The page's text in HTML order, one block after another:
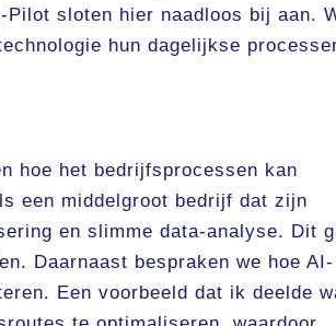
sloten hier naadloos bij aan.
hun dagelijkse
hoe het bedrijfsprocessen kan
een middelgroot bedrijf dat zijn
en slimme data-analyse. Dit
Daarnaast bespraken we hoe AI-
Een voorbeeld dat ik deelde